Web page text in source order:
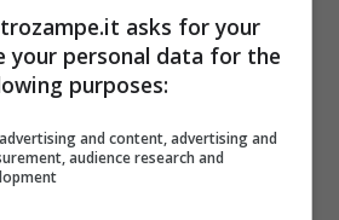
di più, leggi il nostro
sul tema >>>Piccolo
perché malato: il
senza nome
asks for your
your personal data for the
purposes:
and content, advertising and
audience research and